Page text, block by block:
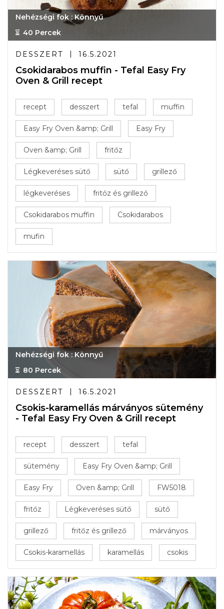
Nehézségi fok : Könnyű
40 Percek
DESSZERT 16.5.2021
Csokidarabos muffin - Tefal Easy Fry
Oven & Grill recept
recept desszert tefal muffin
Easy Fry Oven &amp; Grill Easy Fry
Oven &amp; Grill fritőz
Légkeveréses sütő sütő grillező
légkeveréses fritőz és grillező
Csokidarabos muffin Csokidarabos
mufin
Nehézségi fok : Könnyű
80 Percek
DESSZERT 16.5.2021
Csokis-karamellás márványos sütemény
- Tefal Easy Fry Oven & Grill recept
recept desszert tefal
sütemény Easy Fry Oven &amp; Grill
Easy Fry Oven &amp; Grill FW5018
fritőz Légkeveréses sütő sütő
grillező fritőz és grillező márványos
Csokis-karamellás karamellás csokis